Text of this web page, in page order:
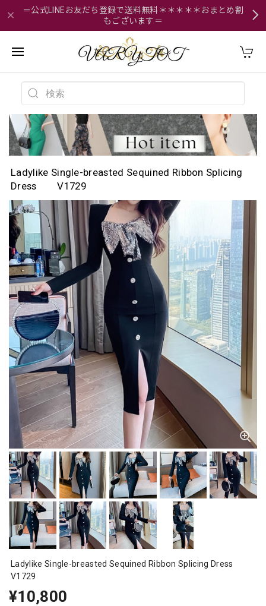
＝公式LINEお友だち登録で送料無料＊＊＊＊＊おまとめ割
もございます＝
Ladylike Single-breasted Sequined Ribbon Splicing
Dress V1729
Ladylike Single-breasted Sequined Ribbon Splicing Dress
V1729
¥10,800